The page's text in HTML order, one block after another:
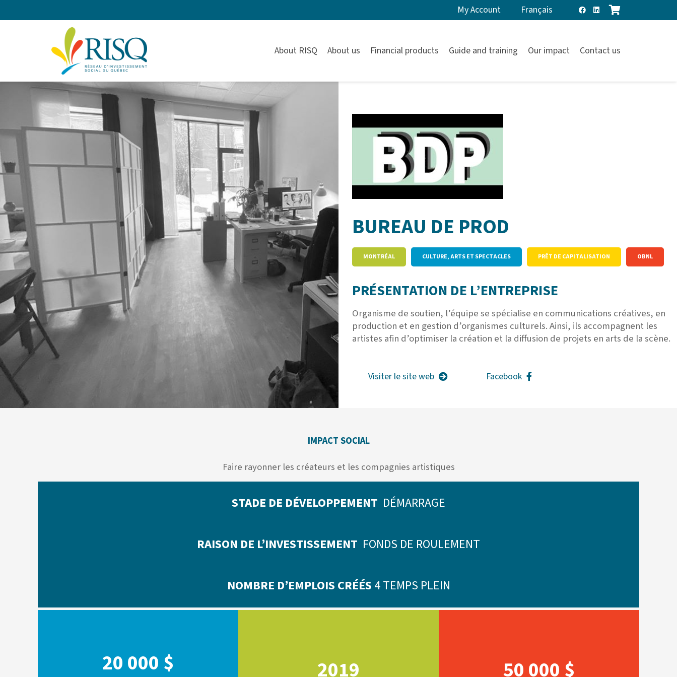
My Account Français
About RISQ About us Financial products Guide and training Our impact Contact us
BUREAU DE PROD
MONTRÉAL CULTURE, ARTS ET SPECTACLES PRÊT DE CAPITALISATION OBNL
PRÉSENTATION DE L’ENTREPRISE
Organisme de soutien, l’équipe se spécialise en communications créatives, en
production et en gestion d’organismes culturels. Ainsi, ils accompagnent les
artistes afin d’optimiser la création et la diffusion de projets en arts de la scène.
Visiter le site web Facebook
IMPACT SOCIAL
Faire rayonner les créateurs et les compagnies artistiques
STADE DE DÉVELOPPEMENT DÉMARRAGE
RAISON DE L’INVESTISSEMENT FONDS DE ROULEMENT
NOMBRE D’EMPLOIS CRÉÉS 4 TEMPS PLEIN
20 000 $ 2019 50 000 $